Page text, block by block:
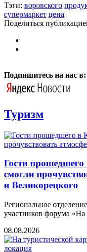
Тэги: воровского
супермаркет цена
Поделиться
Подпишитесь на нас в:
Туризм
Гости
смогли
и Великорецкого
Региональное
участников форума «На
08.08.2026